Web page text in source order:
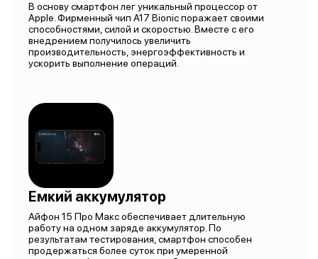
В основу смартфон лег уникальный процессор от
Apple. Фирменный чип A17 Bionic поражает своими
способностями, силой и скоростью. Вместе с его
внедрением получилось увеличить
производительность, энергоэффективность и
ускорить выполнение операций.
Емкий аккумулятор
Айфон 15 Про Макс обеспечивает длительную
работу на одном заряде аккумулятор. По
результатам тестирования, смартфон способен
продержаться более суток при умеренной